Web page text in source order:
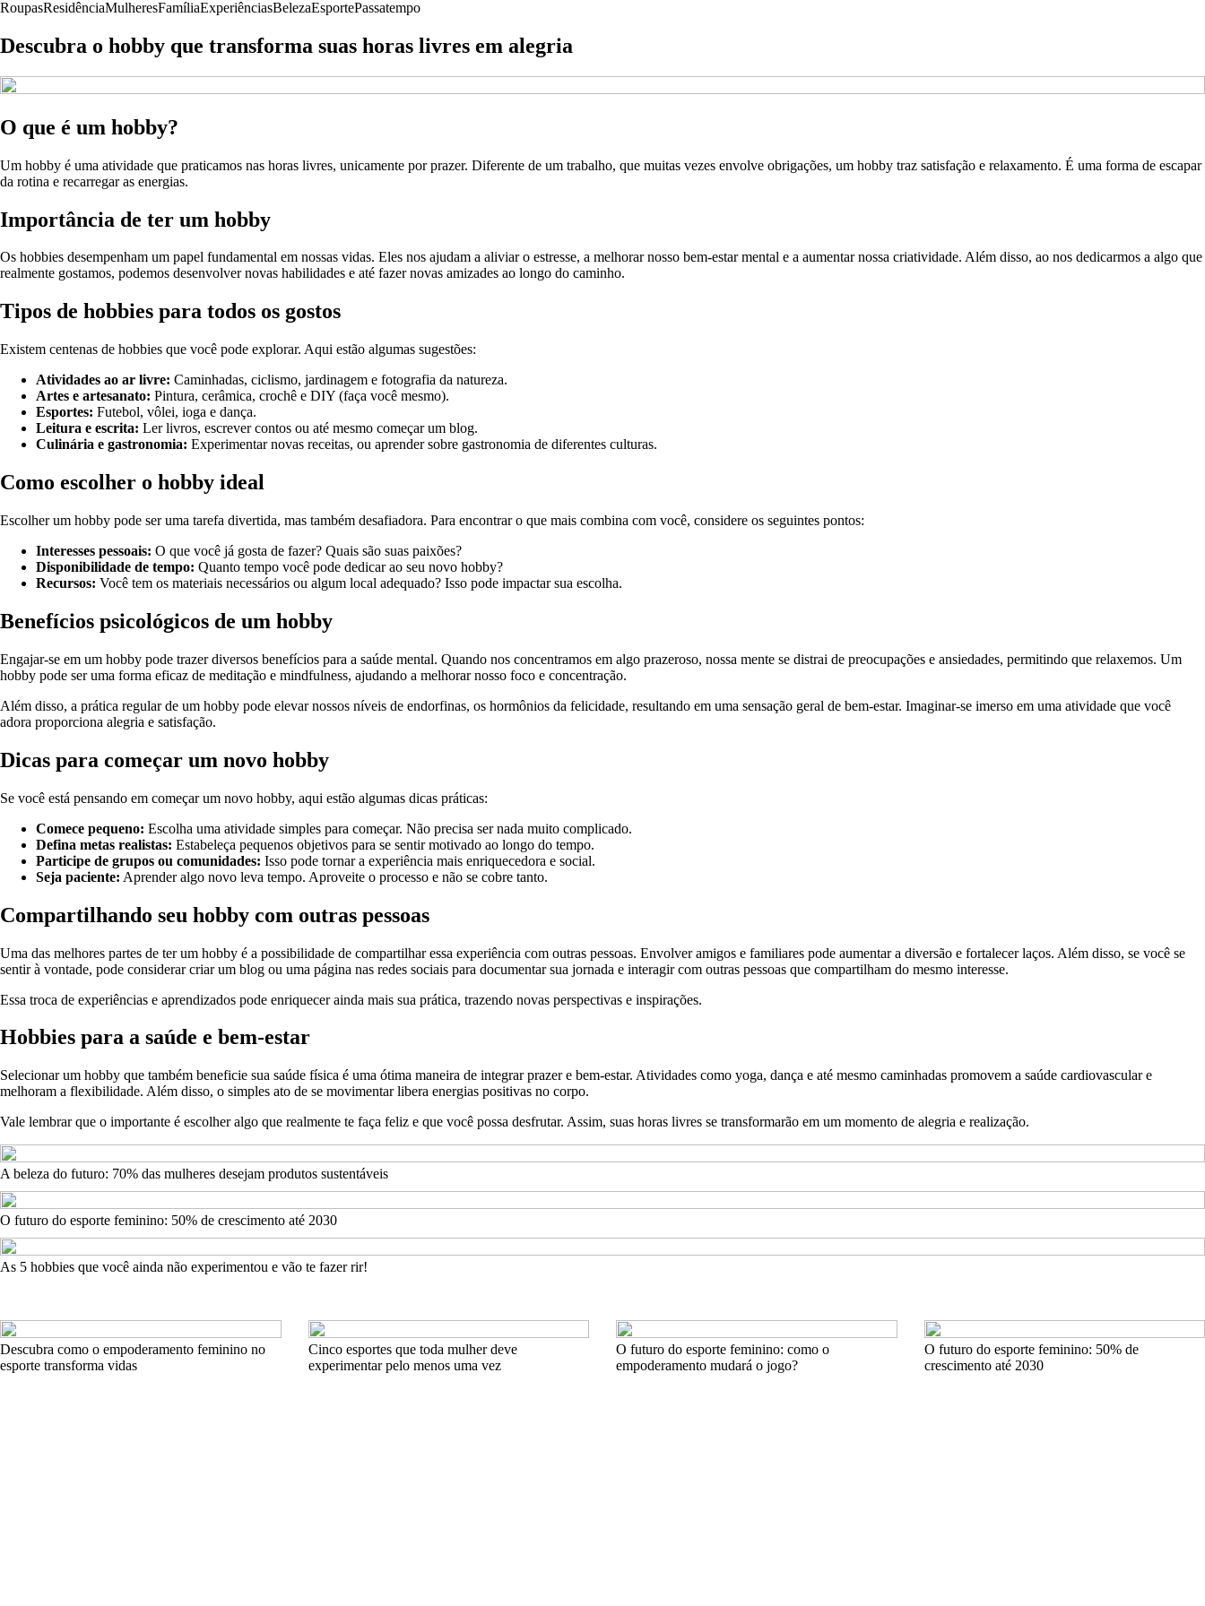
RoupasResidênciaMulheresFamíliaExperiênciasBelezaEsportePassatempo
Descubra o hobby que transforma suas horas livres em alegria
O que é um hobby?
Um hobby é uma atividade que praticamos nas horas livres, unicamente por prazer. Diferente de um trabalho, que muitas vezes envolve obrigações, um hobby traz satisfação e relaxamento. É uma forma de escapar
da rotina e recarregar as energias.
Importância de ter um hobby
Os hobbies desempenham um papel fundamental em nossas vidas. Eles nos ajudam a aliviar o estresse, a melhorar nosso bem-estar mental e a aumentar nossa criatividade. Além disso, ao nos dedicarmos a algo que
realmente gostamos, podemos desenvolver novas habilidades e até fazer novas amizades ao longo do caminho.
Tipos de hobbies para todos os gostos
Existem centenas de hobbies que você pode explorar. Aqui estão algumas sugestões:
Atividades ao ar livre: Caminhadas, ciclismo, jardinagem e fotografia da natureza.
Artes e artesanato: Pintura, cerâmica, crochê e DIY (faça você mesmo).
Esportes: Futebol, vôlei, ioga e dança.
Leitura e escrita: Ler livros, escrever contos ou até mesmo começar um blog.
Culinária e gastronomia: Experimentar novas receitas, ou aprender sobre gastronomia de diferentes culturas.
Como escolher o hobby ideal
Escolher um hobby pode ser uma tarefa divertida, mas também desafiadora. Para encontrar o que mais combina com você, considere os seguintes pontos:
Interesses pessoais: O que você já gosta de fazer? Quais são suas paixões?
Disponibilidade de tempo: Quanto tempo você pode dedicar ao seu novo hobby?
Recursos: Você tem os materiais necessários ou algum local adequado? Isso pode impactar sua escolha.
Benefícios psicológicos de um hobby
Engajar-se em um hobby pode trazer diversos benefícios para a saúde mental. Quando nos concentramos em algo prazeroso, nossa mente se distrai de preocupações e ansiedades, permitindo que relaxemos. Um
hobby pode ser uma forma eficaz de meditação e mindfulness, ajudando a melhorar nosso foco e concentração.
Além disso, a prática regular de um hobby pode elevar nossos níveis de endorfinas, os hormônios da felicidade, resultando em uma sensação geral de bem-estar. Imaginar-se imerso em uma atividade que você
adora proporciona alegria e satisfação.
Dicas para começar um novo hobby
Se você está pensando em começar um novo hobby, aqui estão algumas dicas práticas:
Comece pequeno: Escolha uma atividade simples para começar. Não precisa ser nada muito complicado.
Defina metas realistas: Estabeleça pequenos objetivos para se sentir motivado ao longo do tempo.
Participe de grupos ou comunidades: Isso pode tornar a experiência mais enriquecedora e social.
Seja paciente: Aprender algo novo leva tempo. Aproveite o processo e não se cobre tanto.
Compartilhando seu hobby com outras pessoas
Uma das melhores partes de ter um hobby é a possibilidade de compartilhar essa experiência com outras pessoas. Envolver amigos e familiares pode aumentar a diversão e fortalecer laços. Além disso, se você se
sentir à vontade, pode considerar criar um blog ou uma página nas redes sociais para documentar sua jornada e interagir com outras pessoas que compartilham do mesmo interesse.
Essa troca de experiências e aprendizados pode enriquecer ainda mais sua prática, trazendo novas perspectivas e inspirações.
Hobbies para a saúde e bem-estar
Selecionar um hobby que também beneficie sua saúde física é uma ótima maneira de integrar prazer e bem-estar. Atividades como yoga, dança e até mesmo caminhadas promovem a saúde cardiovascular e
melhoram a flexibilidade. Além disso, o simples ato de se movimentar libera energias positivas no corpo.
Vale lembrar que o importante é escolher algo que realmente te faça feliz e que você possa desfrutar. Assim, suas horas livres se transformarão em um momento de alegria e realização.
A beleza do futuro: 70% das mulheres desejam produtos sustentáveis
O futuro do esporte feminino: 50% de crescimento até 2030
As 5 hobbies que você ainda não experimentou e vão te fazer rir!
Descubra como o empoderamento feminino no
esporte transforma vidas
Cinco esportes que toda mulher deve
experimentar pelo menos uma vez
O futuro do esporte feminino: como o
empoderamento mudará o jogo?
O futuro do esporte feminino: 50% de
crescimento até 2030